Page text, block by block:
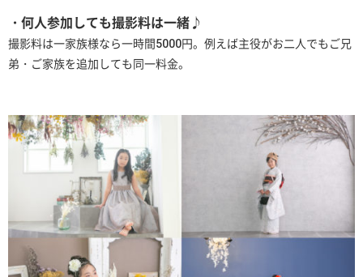
・何人参加しても撮影料は一緒♪
撮影料は一家族様なら一時間5000円。例えば主役がお二人でもご兄
弟・ご家族を追加しても同一料金。